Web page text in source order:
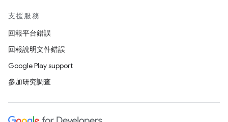
支援服務
回報平台錯誤
回報說明文件錯誤
Google Play support
參加研究調查